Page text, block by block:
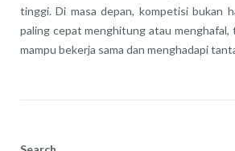
tinggi. Di masa depan, kompetisi bukan
paling cepat menghitung atau menghafal,
mampu bekerja sama dan menghadapi